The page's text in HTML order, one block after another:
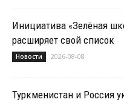
Инициатива «Зелёная
расширяет свой список
Новости 2026-08-08
Туркменистан и Россия